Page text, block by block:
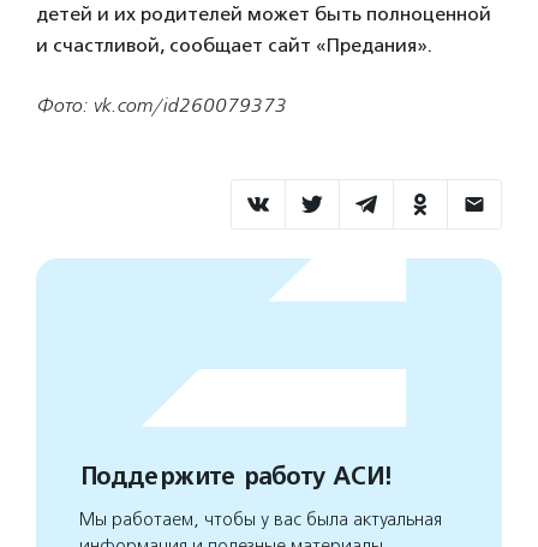
детей и их родителей может быть полноценной
и счастливой, сообщает сайт «Предания».
Фото: vk.com/id260079373
Поддержите работу АСИ!
Мы работаем, чтобы у вас была актуальная